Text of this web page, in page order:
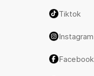
Tiktok
Instagram
Facebook